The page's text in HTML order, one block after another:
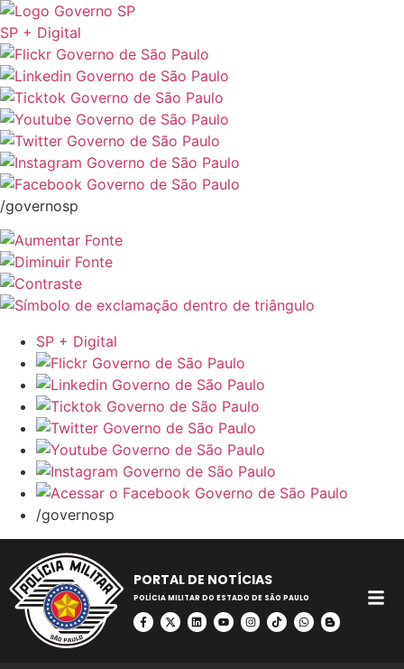
SP + Digital
/governosp
SP + Digital
/governosp
PORTAL DE NOTÍCIAS
POLÍCIA MILITAR DO ESTADO DE SÃO PAULO